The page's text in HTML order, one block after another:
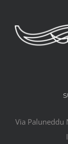
Via Paluneddu